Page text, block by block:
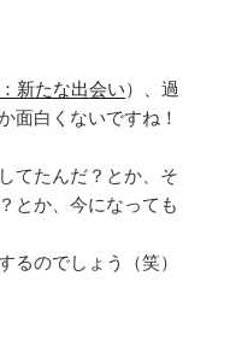
新たな出会い）、過
面白くないですね！
てたんだ？とか、そ
とか、今になっても
るのでしょう（笑）